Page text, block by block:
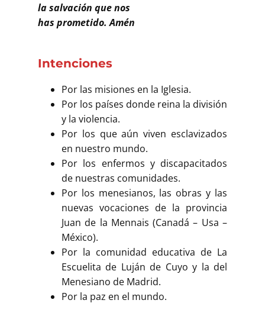
la salvación que nos
has prometido. Amén
Intenciones
Por las misiones en la Iglesia.
Por los países donde reina la división
y la violencia.
Por los que aún viven esclavizados
en nuestro mundo.
Por los enfermos y discapacitados
de nuestras comunidades.
Por los menesianos, las obras y las
nuevas vocaciones de la provincia
Juan de la Mennais (Canadá – Usa –
México).
Por la comunidad educativa de La
Escuelita de Luján de Cuyo y la del
Menesiano de Madrid.
Por la paz en el mundo.